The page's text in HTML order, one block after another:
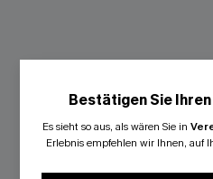
Bestätigen Sie
Es sieht so aus, als wären Sie in
Erlebnis empfehlen wir Ihnen, auf